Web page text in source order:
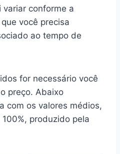
variar conforme a
você precisa
ao tempo de
for necessário você
preço. Abaixo
com os valores médios,
produzido pela